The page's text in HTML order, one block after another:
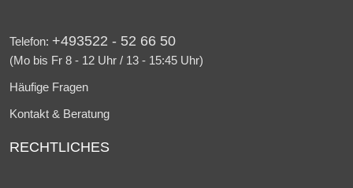
Telefon: +493522 - 52 66 50
(Mo bis Fr 8 - 12 Uhr / 13 - 15:45 Uhr)
Häufige Fragen
Kontakt & Beratung
RECHTLICHES